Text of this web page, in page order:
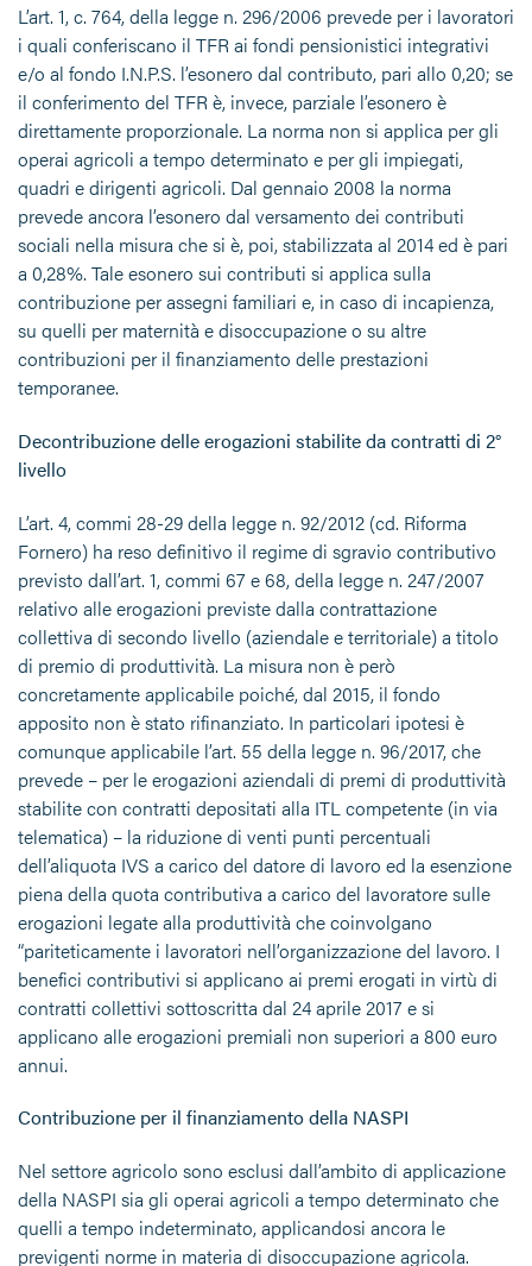
L’art. 1, c. 764, della legge n. 296/2006 prevede per i lavoratori
i quali conferiscano il TFR ai fondi pensionistici integrativi
e/o al fondo I.N.P.S. l’esonero dal contributo, pari allo 0,20; se
il conferimento del TFR è, invece, parziale l’esonero è
direttamente proporzionale. La norma non si applica per gli
operai agricoli a tempo determinato e per gli impiegati,
quadri e dirigenti agricoli. Dal gennaio 2008 la norma
prevede ancora l’esonero dal versamento dei contributi
sociali nella misura che si è, poi, stabilizzata al 2014 ed è pari
a 0,28%. Tale esonero sui contributi si applica sulla
contribuzione per assegni familiari e, in caso di incapienza,
su quelli per maternità e disoccupazione o su altre
contribuzioni per il finanziamento delle prestazioni
temporanee.
Decontribuzione delle erogazioni stabilite da contratti di 2°
livello
L’art. 4, commi 28-29 della legge n. 92/2012 (cd. Riforma
Fornero) ha reso definitivo il regime di sgravio contributivo
previsto dall’art. 1, commi 67 e 68, della legge n. 247/2007
relativo alle erogazioni previste dalla contrattazione
collettiva di secondo livello (aziendale e territoriale) a titolo
di premio di produttività. La misura non è però
concretamente applicabile poiché, dal 2015, il fondo
apposito non è stato rifinanziato. In particolari ipotesi è
comunque applicabile l’art. 55 della legge n. 96/2017, che
prevede – per le erogazioni aziendali di premi di produttività
stabilite con contratti depositati alla ITL competente (in via
telematica) – la riduzione di venti punti percentuali
dell’aliquota IVS a carico del datore di lavoro ed la esenzione
piena della quota contributiva a carico del lavoratore sulle
erogazioni legate alla produttività che coinvolgano
“pariteticamente i lavoratori nell’organizzazione del lavoro. I
benefici contributivi si applicano ai premi erogati in virtù di
contratti collettivi sottoscritta dal 24 aprile 2017 e si
applicano alle erogazioni premiali non superiori a 800 euro
annui.
Contribuzione per il finanziamento della NASPI
Nel settore agricolo sono esclusi dall’ambito di applicazione
della NASPI sia gli operai agricoli a tempo determinato che
quelli a tempo indeterminato, applicandosi ancora le
previgenti norme in materia di disoccupazione agricola.